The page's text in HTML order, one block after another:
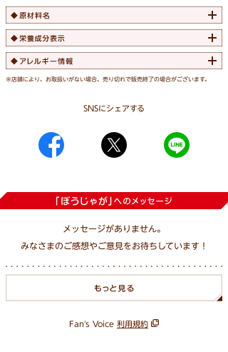
※店舗により、お取扱いがない場合、売り切れで販売終了の場合がございます。
SNSにシェアする
メッセージがありません。
みなさまのご感想やご意見をお待ちしています！
Fan's Voice利用規約